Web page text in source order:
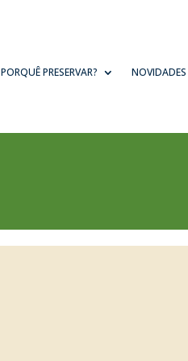
PORQUÊ PRESERVAR? NOVIDADES